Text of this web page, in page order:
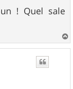
! Quel sale
a
u